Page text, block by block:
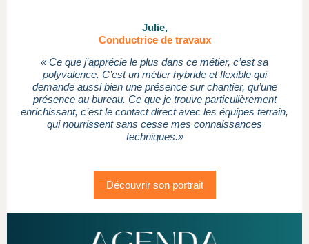
Julie,
Conductrice de travaux
« Ce que j’apprécie le plus dans ce métier, c’est sa
polyvalence. C’est un métier hybride et flexible qui
demande aussi bien une présence sur chantier, qu’une
présence au bureau. Ce que je trouve particulièrement
enrichissant, c’est le contact direct avec les équipes terrain,
qui nourrissent sans cesse mes connaissances
techniques.»
Découvrir son portrait